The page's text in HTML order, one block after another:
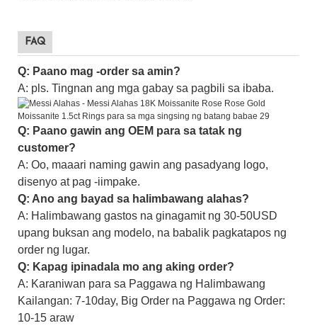
FAQ
Q: Paano mag -order sa amin?
A: pls. Tingnan ang mga gabay sa pagbili sa ibaba.
Q: Paano gawin ang OEM para sa tatak ng
customer?
A: Oo, maaari naming gawin ang pasadyang logo,
disenyo at pag -iimpake.
Q: Ano ang bayad sa halimbawang alahas?
A: Halimbawang gastos na ginagamit ng 30-50USD
upang buksan ang modelo, na babalik pagkatapos ng
order ng lugar.
Q: Kapag ipinadala mo ang aking order?
A: Karaniwan para sa Paggawa ng Halimbawang
Kailangan: 7-10day, Big Order na Paggawa ng Order:
10-15 araw